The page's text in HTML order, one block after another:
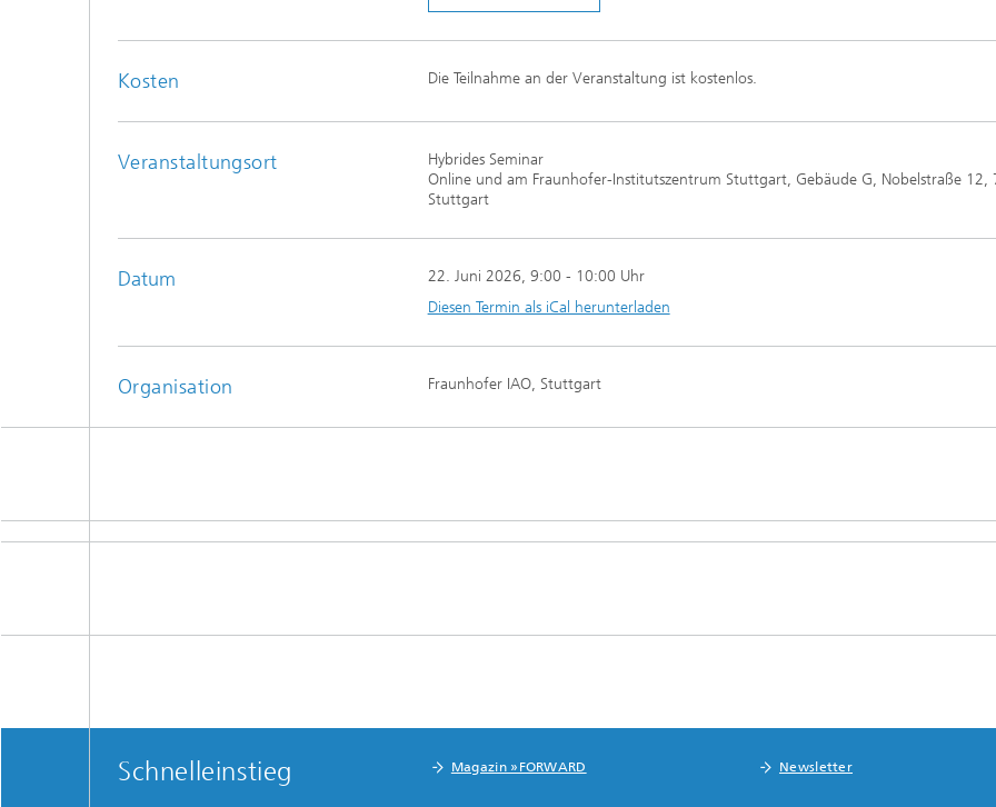
Kosten Die Teilnahme an der Veranstaltung ist kostenlos.
Veranstaltungsort
Hybrides Seminar
Online und am Fraunhofer-Institutszentrum Stuttgart, Gebäude G, Nobelstraße 12,
Stuttgart
Datum 22. Juni 2026, 9:00 - 10:00 Uhr
Diesen Termin als iCal herunterladen
Organisation Fraunhofer IAO, Stuttgart
Schnelleinstieg Magazin »FORWARD Newsletter